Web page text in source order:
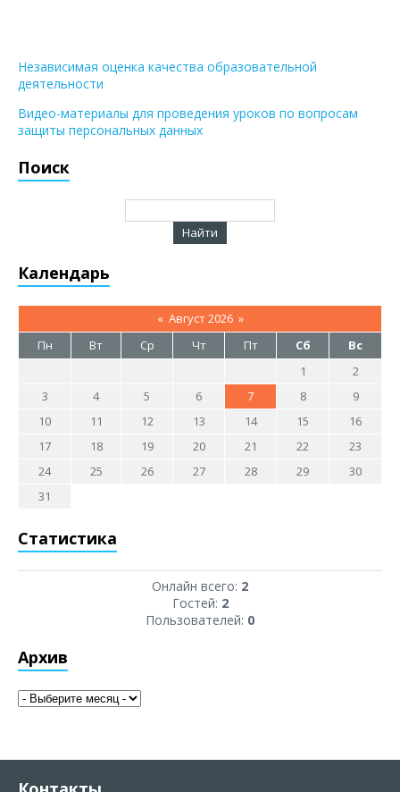
Независимая оценка качества образовательной
деятельности
Видео-материалы для проведения уроков по вопросам
защиты персональных данных
Поиск
Календарь
« Август 2026 »
Пн
Вт Ср Чт Пт Сб
Вс
1
2
3
4 5 6 7 8
9
10
11 12 13 14 15
16
17
18 19 20 21 22
23
24
25 26 27 28 29
30
31
Статистика
Онлайн всего: 2
Гостей: 2
Пользователей: 0
Архив